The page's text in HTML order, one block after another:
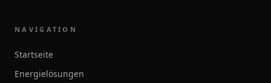
NAVIGATION
Startseite
Energielösungen